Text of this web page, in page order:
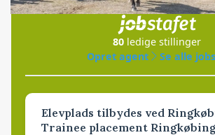
i samarbejde med
80 ledige stillinger
Opret agent
Se alle jobs
Elevplads tilbydes ved
Trainee placement